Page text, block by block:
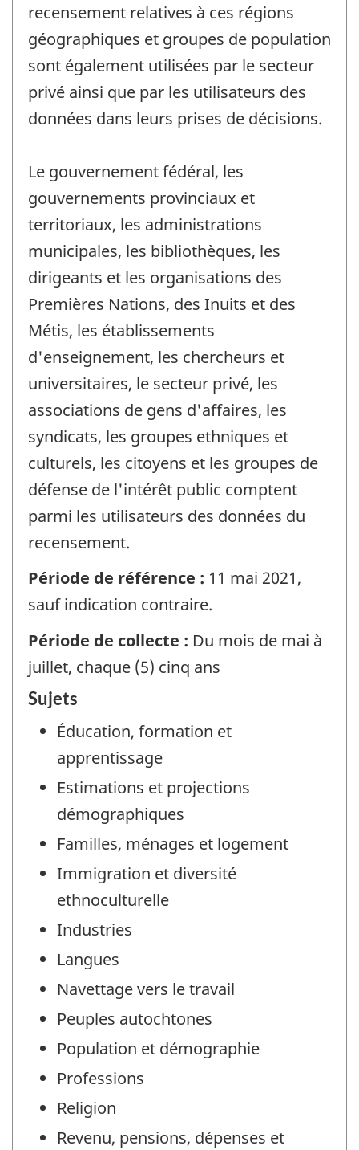
recensement relatives à ces régions
géographiques et groupes de population
sont également utilisées par le secteur
privé ainsi que par les utilisateurs des
données dans leurs prises de décisions.
Le gouvernement fédéral, les
gouvernements provinciaux et
territoriaux, les administrations
municipales, les bibliothèques, les
dirigeants et les organisations des
Premières Nations, des Inuits et des
Métis, les établissements
d'enseignement, les chercheurs et
universitaires, le secteur privé, les
associations de gens d'affaires, les
syndicats, les groupes ethniques et
culturels, les citoyens et les groupes de
défense de l'intérêt public comptent
parmi les utilisateurs des données du
recensement.
Période de référence : 11 mai 2021,
sauf indication contraire.
Période de collecte : Du mois de mai à
juillet, chaque (5) cinq ans
Sujets
Éducation, formation et
apprentissage
Estimations et projections
démographiques
Familles, ménages et logement
Immigration et diversité
ethnoculturelle
Industries
Langues
Navettage vers le travail
Peuples autochtones
Population et démographie
Professions
Religion
Revenu, pensions, dépenses et